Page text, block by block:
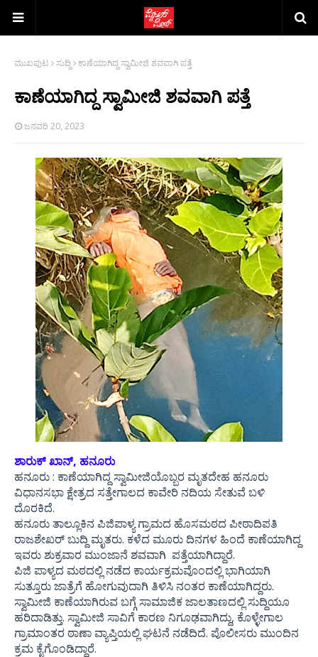
ಮುಖಪುಟ ಸುದ್ದಿ ಕಾಣೆಯಾಗಿದ್ದ ಸ್ವಾಮೀಜಿ ಶವವಾಗಿ ಪತ್ತೆ
ಕಾಣೆಯಾಗಿದ್ದ ಸ್ವಾಮೀಜಿ ಶವವಾಗಿ ಪತ್ತೆ
ಜನವರಿ 20, 2023
ಶಾರುಕ್ ಖಾನ್, ಹನೂರು
ಹನೂರು : ಕಾಣೆಯಾಗಿದ್ದ ಸ್ವಾಮೀಜಿಯೊಬ್ಬರ ಮೃತದೇಹ ಹನೂರು
ವಿಧಾನಸಭಾ ಕ್ಷೇತ್ರದ ಸತ್ತೇಗಾಲದ ಕಾವೇರಿ ನದಿಯ ಸೇತುವೆ ಬಳಿ
ದೊರಕಿದೆ.
ಹನೂರು ತಾಲ್ಲೂಕಿನ ಪಿಜಿಪಾಳ್ಯ ಗ್ರಾಮದ ಹೊಸಮಠದ ಪೀಠಾದಿಪತಿ
ರಾಜಶೇಖರ್ ಬುದ್ದಿ ಮೃತರು. ಕಳೆದ ಮೂರು ದಿನಗಳ ಹಿಂದೆ ಕಾಣೆಯಾಗಿದ್ದ
ಇವರು ಶುಕ್ರವಾರ ಮುಂಜಾನೆ ಶವವಾಗಿ ಪತ್ತೆಯಾಗಿದ್ದಾರೆ.
ಪಿಜಿ ಪಾಳ್ಯದ ಮಠದಲ್ಲಿ ನಡೆದ ಕಾರ್ಯಕ್ರಮವೊಂದಲ್ಲಿ ಭಾಗಿಯಾಗಿ
ಸುತ್ತೂರು ಜಾತ್ರೆಗೆ ಹೋಗುವುದಾಗಿ ತಿಳಿಸಿ ನಂತರ ಕಾಣೆಯಾಗಿದ್ದರು.
ಸ್ವಾಮೀಜಿ ಕಾಣೆಯಾಗಿರುವ ಬಗ್ಗೆ ಸಾಮಾಜಿಕ ಜಾಲತಾಣದಲ್ಲಿ ಸುದ್ದಿಯೂ
ಹರಿದಾಡಿತ್ತು. ಸ್ವಾಮೀಜಿ ಸಾವಿಗೆ ಕಾರಣ ನಿಗೂಢವಾಗಿದ್ದು, ಕೊಳ್ಳೇಗಾಲ
ಗ್ರಾಮಾಂತರ ಠಾಣಾ ವ್ಯಾಪ್ತಿಯಲ್ಲಿ ಘಟನೆ ನಡೆದಿದೆ. ಪೊಲೀಸರು ಮುಂದಿನ
ಕ್ರಮ ಕೈಗೊಂಡಿದ್ದಾರೆ.